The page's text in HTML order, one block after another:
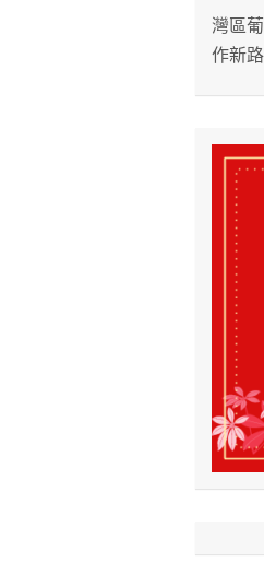
灣區
作新